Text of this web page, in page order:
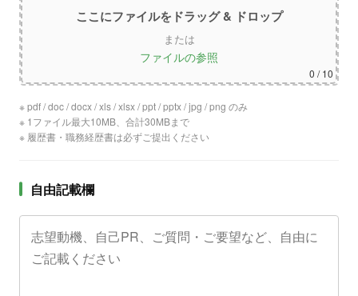
ここにファイルをドラッグ & ドロップ
または
ファイルの参照
0 / 10
※ pdf / doc / docx / xls / xlsx / ppt / pptx / jpg / png のみ
※ 1ファイル最大10MB、合計30MBまで
※ 履歴書・職務経歴書は必ずご提出ください
自由記載欄